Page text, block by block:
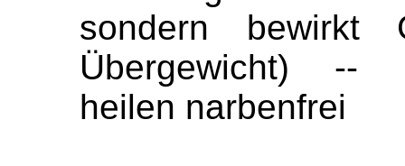
sondern bewirkt
Übergewicht) --
heilen narbenfrei